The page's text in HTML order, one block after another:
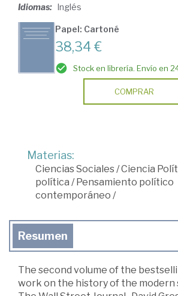
Idiomas: Inglés
Papel: Cartoné
38,34 €
Stock en librería. Envío en
COMPRAR
Materias:
Ciencias Sociales/Ciencia
política /Pensamiento político
contemporáneo /
Resumen
The second volume of the
work on the history of the